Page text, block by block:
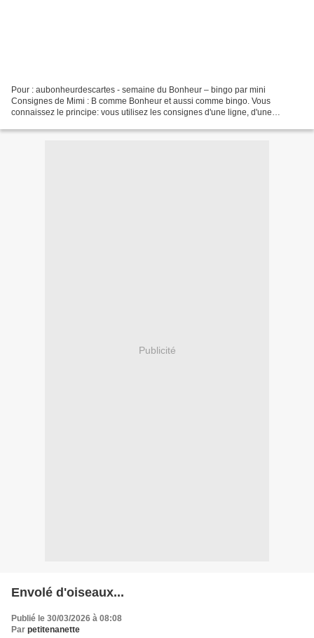
Pour : aubonheurdescartes - semaine du Bonheur – bingo par mini
Consignes de Mimi : B comme Bonheur et aussi comme bingo. Vous
connaissez le principe: vous utilisez les consignes d'une ligne, d'une
Publicité
Envolé d'oiseaux...
Publié le 30/03/2026 à 08:08
Par petitenanette